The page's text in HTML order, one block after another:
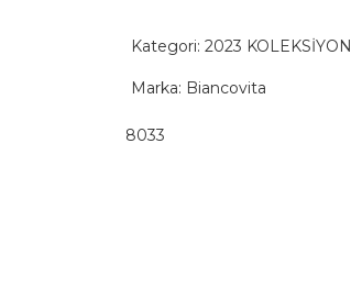
Kategori: 2023 KOLEKSİYON
Marka: Biancovita
8033